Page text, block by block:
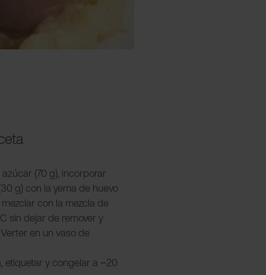
(70 g), incorporar
g) con la yema de huevo
con la mezcla de
sin dejar de remover y
en un vaso de
etiquetar y congelar a −20